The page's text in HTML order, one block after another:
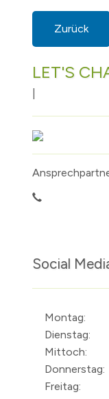
Zurück
LET'S
Social
Montag:
Dienstag:
Mittoch:
Donnerstag:
Freitag: